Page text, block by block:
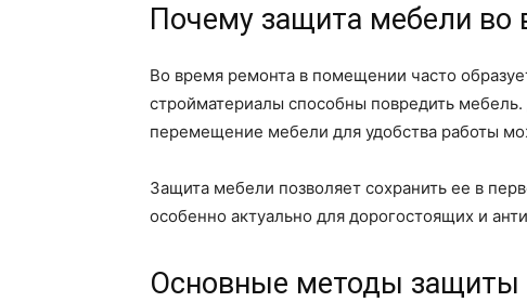
Почему защита мебели во
Во время ремонта в помещении часто
стройматериалы способны повредить
перемещение мебели для удобства работы
Защита мебели позволяет сохранить ее в
особенно актуально для дорогостоящих и
Основные методы защиты